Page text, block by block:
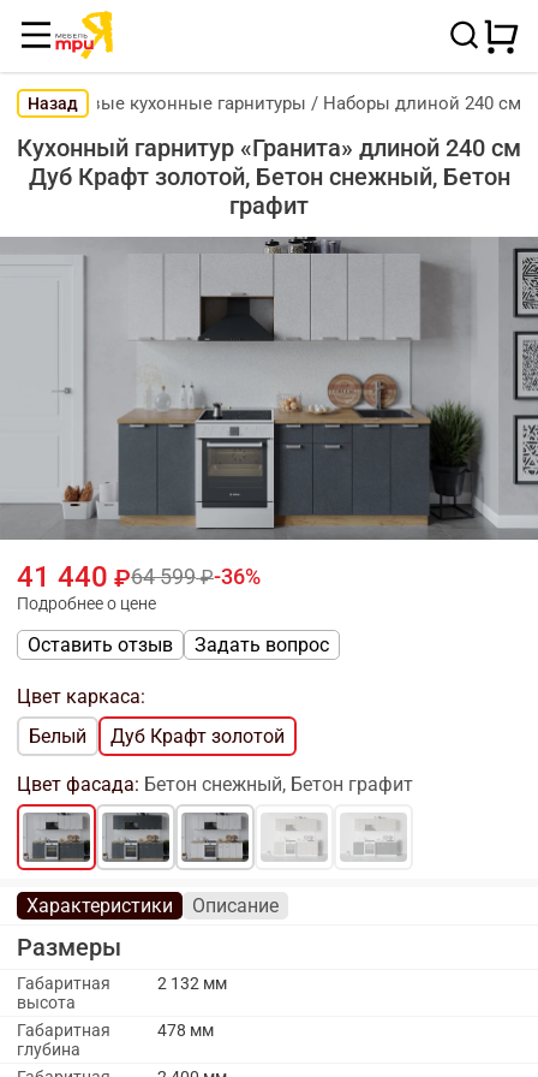
НазадГотовые кухонные гарнитуры / Наборы длиной 240 см
Кухонный гарнитур «Гранита» длиной 240 см
Дуб Крафт золотой, Бетон снежный, Бетон
графит
41 440 64 599 36
Подробнее о цене
Оставить отзыв Задать вопрос
Цвет каркаса:
Белый
Дуб Крафт золотой
Цвет фасада: Бетон снежный, Бетон графит
Характеристики Описание
Размеры
Габаритная
высота
2 132 мм
Габаритная
глубина
478 мм